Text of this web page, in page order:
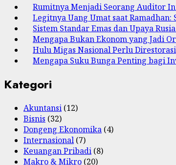
Rumitnya Menjadi Seorang Auditor
Legitnya Uang Umat saat
Sistem Standar Emas dan Upaya
Mengapa Bukan Ekonom yang Jadi
Hulu Migas Nasional Perlu Direstorasi
Mengapa Suku Bunga Penting bagi
Kategori
Akuntansi (12)
Bisnis (32)
Dongeng Ekonomika (4)
Internasional (7)
Keuangan Pribadi (8)
Makro & Mikro (20)